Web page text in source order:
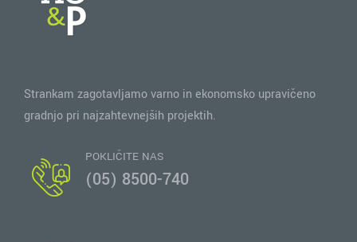
Strankam zagotavljamo varno in ekonomsko upravičeno
gradnjo pri najzahtevnejših projektih.
POKLIČITE NAS
(05) 8500-740